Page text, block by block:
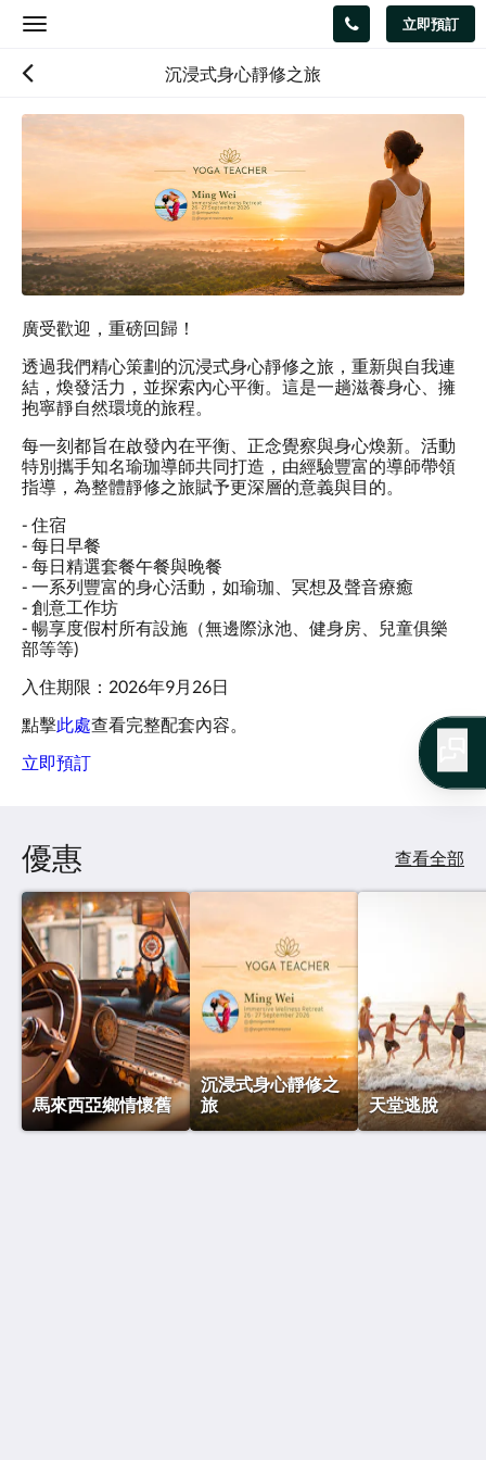
Toggle
立即預訂
沉浸式身心靜修之旅
廣受歡迎，重磅回歸！
透過我們精心策劃的沉浸式身心靜修之旅，重新與自我連
結，煥發活力，並探索內心平衡。這是一趟滋養身心、擁
抱寧靜自然環境的旅程。
每一刻都旨在啟發內在平衡、正念覺察與身心煥新。活動
特別攜手知名瑜珈導師共同打造，由經驗豐富的導師帶領
指導，為整體靜修之旅賦予更深層的意義與目的。
- 住宿
- 每日早餐
- 每日精選套餐午餐與晚餐
- 一系列豐富的身心活動，如瑜珈、冥想及聲音療癒
- 創意工作坊
- 暢享度假村所有設施（無邊際泳池、健身房、兒童俱樂
部等等)
入住期限：2026年9月26日
點擊此處查看完整配套內容。
立即預訂
優惠 查看全部
馬來西亞鄉情懷舊
沉浸式身心靜修之
旅
天堂逃脫